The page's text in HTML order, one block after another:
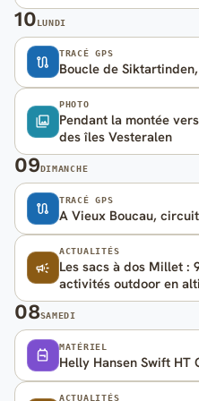
10LUNDI
TRACÉ GPS
Boucle de
PHOTO
Pendant la montée
des îles Vesteralen
09DIMANCHE
TRACÉ GPS
A Vieux Boucau,
ACTUALITÉS
Les sacs à dos Millet :
activités outdoor en
08SAMEDI
MATÉRIEL
Helly Hansen Swift HT
ACTUALITÉS